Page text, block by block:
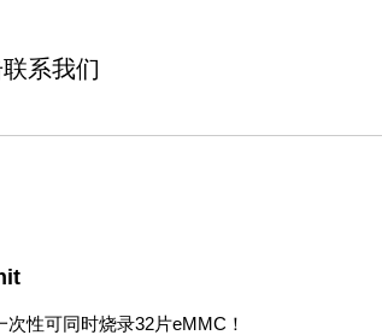
系我们
性可同时烧录32片eMMC！